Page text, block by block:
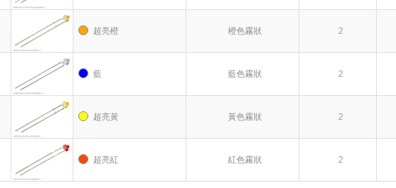
超亮橙 橙色霧狀 2
藍 藍色霧狀 2
超亮黃 黃色霧狀 2
超亮紅 紅色霧狀 2